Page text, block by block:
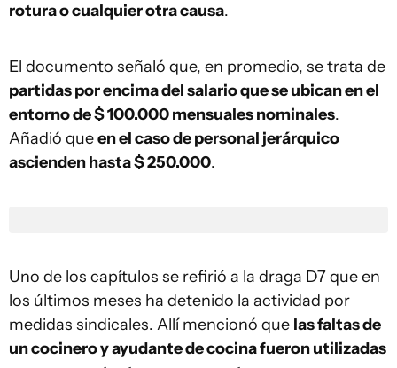
rotura o cualquier otra causa.
El documento señaló que, en promedio, se trata de
partidas por encima del salario que se ubican en el
entorno de $ 100.000 mensuales nominales.
Añadió queen el caso de personal jerárquico
ascienden hasta $ 250.000.
Uno de los capítulos se refirió a la draga D7 que en
los últimos meses ha detenido la actividad por
medidas sindicales. Allí mencionó que las faltas de
un cocinero y ayudante de cocina fueron utilizadas